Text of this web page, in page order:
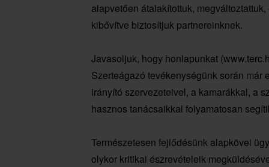
alapvetően átalakítottuk,
kibővítve biztosítjuk partnereinknek.
Javasoljuk, hogy honlapunkat
Szerteágazó tevékenységünk során
irányító szervezeteivel, a kamarákkal, a
hasznos tanácsaikkal folyamatosan
Természetesen fejlődésünk alapkövei
olykor kritikai észrevételeik